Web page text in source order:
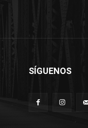
SÍGUENOS